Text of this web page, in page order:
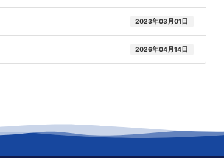
2023年03月01日
2026年04月14日